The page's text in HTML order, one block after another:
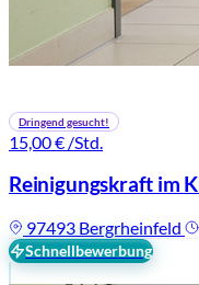
Dringend gesucht!
15,00 € /Std.
Reinigungskraft im
97493 Bergrheinfeld
Schnellbewerbung